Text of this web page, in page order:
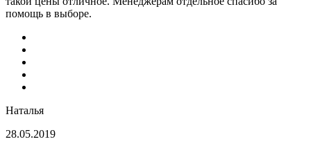
помощь в выборе.
Наталья
28.05.2019